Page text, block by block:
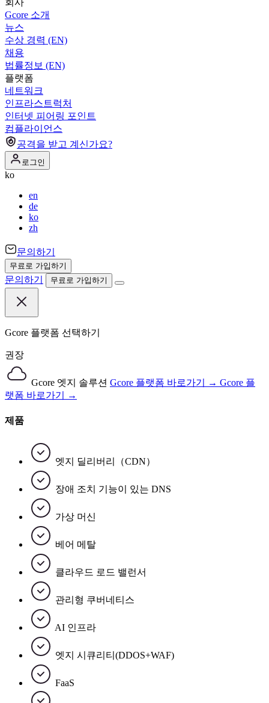
회사
Gcore 소개
뉴스
수상 경력 (EN)
채용
법률정보 (EN)
플랫폼
네트워크
인프라스트럭처
인터넷 피어링 포인트
컴플라이언스
공격을 받고 계신가요?
로그인
ko
en
de
ko
zh
문의하기
무료로 가입하기
문의하기 무료로 가입하기
Gcore 플랫폼 선택하기
권장
Gcore 엣지 솔루션 Gcore 플랫폼 바로가기 → Gcore 플
랫폼 바로가기 →
제품
엣지 딜리버리（CDN）
장애 조치 기능이 있는 DNS
가상 머신
베어 메탈
클라우드 로드 밸런서
관리형 쿠버네티스
AI 인프라
엣지 시큐리티(DDOS+WAF)
FaaS